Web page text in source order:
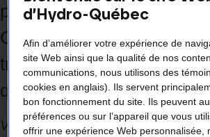
permettre de diminuer
Comment fonctionne‑t‑il ?
trouverez des réponses à
questions dans cette
Vidéo de 1 minute 40 secondes
d’Hydro-Québec
Afin d’améliorer votre expérience de
site Web ainsi que la qualité de nos
communications, nous utilisons des
cookies en anglais). Ils servent
bon fonctionnement du site. Ils peuvent
préférences ou sur l’appareil que vous
offrir une expérience Web personnalisée,